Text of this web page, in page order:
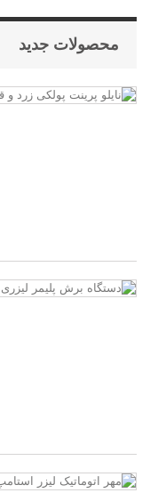
محصولات جدید